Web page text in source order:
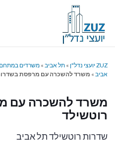
ZUZ יועצי נדל"ן » תל אביב »משרדים במתחם
אביב » משרד להשכרה עם מרפסת
משרד להשכרה עם
רוטשילד
שדרות רוטשילד תל אביב